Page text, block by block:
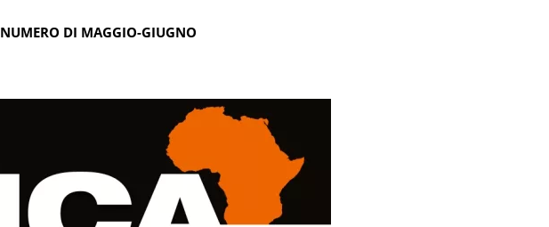
NUMERO DI MAGGIO-GIUGNO